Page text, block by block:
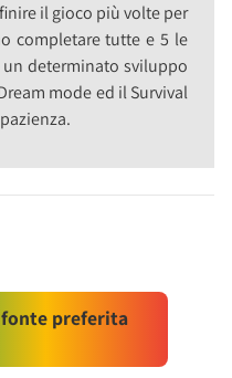
il gioco più volte per
completare tutte e 5 le
determinato sviluppo
mode ed il Survival
preferita